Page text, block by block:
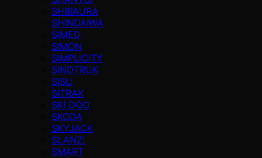
SHIBAURA
SHINDAIWA
SIMED
SIMON
SIMPLICITY
SINOTRUK
SISU
SITRAK
SKI DOO
SKODA
SKYJACK
SLANZI
SMART